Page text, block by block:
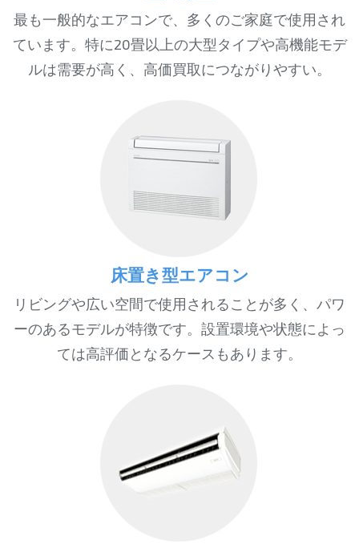
最も一般的なエアコンで、多くのご家庭で使用され
ています。特に20畳以上の大型タイプや高機能モデ
ルは需要が高く、高価買取につながりやすい。
床置き型エアコン
リビングや広い空間で使用されることが多く、パワ
ーのあるモデルが特徴です。設置環境や状態によっ
ては高評価となるケースもあります。